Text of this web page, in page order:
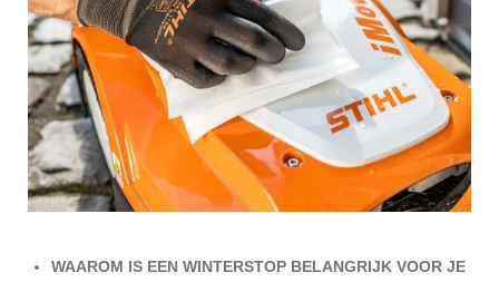
WAAROM IS EEN WINTERSTOP BELANGRIJK VOOR JE